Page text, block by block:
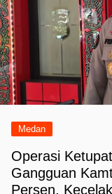
Medan
Operasi
Gangguan
Persen,